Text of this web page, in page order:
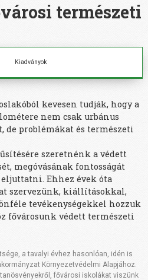
természeti
Kiadványok
kevesen tudják, hogy a
nem csak urbánus
de problémákat és természeti
szeretnénk a védett
megóvásának fontosságát
Ehhez évek óta
szervezünk, kiállításokkal,
tevékenységekkel hozzuk
fővárosunk védett természeti
a tavalyi évhez hasonlóan, idén is
Környezetvédelmi Alapjához.
fővárosi iskolákat viszünk